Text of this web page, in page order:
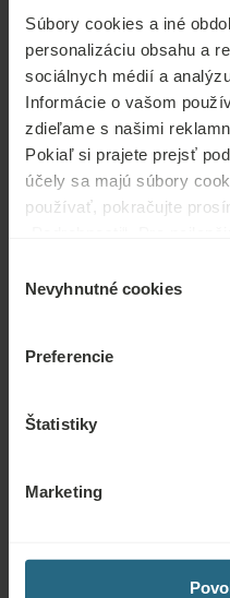
Súbory cookies a iné
personalizáciu obsahu a
sociálnych médií a
Informácie o vašom
zdieľame s našimi
Pokiaľ si prajete prejsť
účely sa majú súbory
používať, pokračujte
súhlasu
Nevyhnutné cookies
Preferencie
Štatistiky
Marketing
Výnimočný
dôkladná konzultácia –
individuálna pozornosť
cvičebné programy
možnosti na relaxáciu
výživové poradenstvo
príjemný pobyt v hoteli
čas strávený na miestach
historickej elegancie
Prírodné